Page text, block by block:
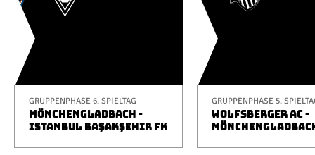
GRUPPENPHASE 6. SPIELTAG
MÖNCHENGLADBACH -
ISTANBUL BAŞAKŞEHIR FK
GRUPPENPHASE 5.
WOLFSBERGER AC -